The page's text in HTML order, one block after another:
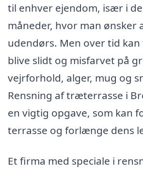
til enhver ejendom, især i
måneder, hvor man ønsker
udendørs. Men over tid
blive slidt og misfarvet på
vejrforhold, alger, mug og
Rensning af træterrasse i
en vigtig opgave, som kan
terrasse og forlænge dens
Et firma med speciale i